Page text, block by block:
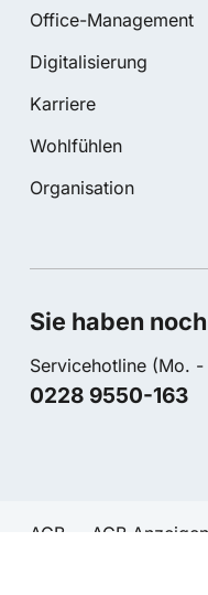
Office-Management
Digitalisierung
Karriere
Wohlfühlen
Organisation
Sie haben
Servicehotline (Mo.
0228 9550-163
AGB AGB